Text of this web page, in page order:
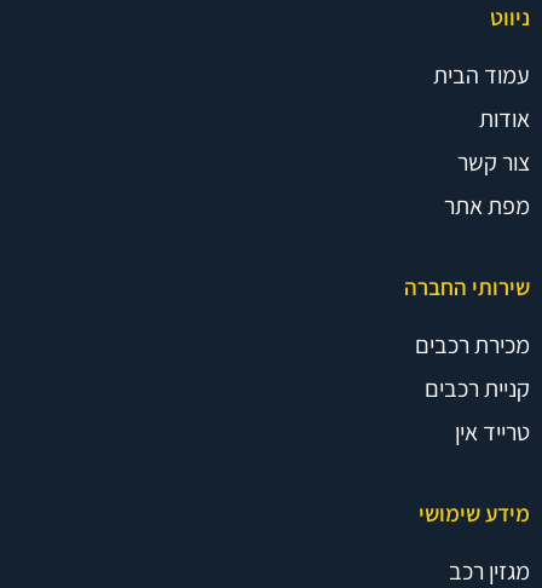
ניווט
עמוד הבית
אודות
צור קשר
מפת אתר
שירותי החברה
מכירת רכבים
קניית רכבים
טרייד אין
מידע שימושי
מגזין רכב